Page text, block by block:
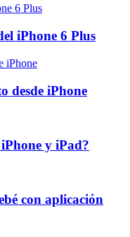
iPhone 6 Plus
desde iPhone
y iPad?
con aplicación